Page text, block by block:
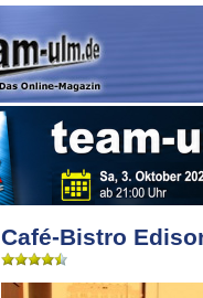
Café-Bistro